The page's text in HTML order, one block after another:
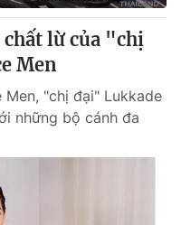
chất lừ của "chị
Men
Men, "chị đại" Lukkade
những bộ cánh đa